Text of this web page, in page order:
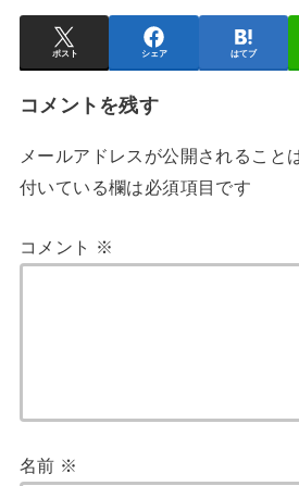
ポスト シェア はてブ
コメントを残す
メールアドレスが公開されること
付いている欄は必須項目です
コメント ※
名前 ※